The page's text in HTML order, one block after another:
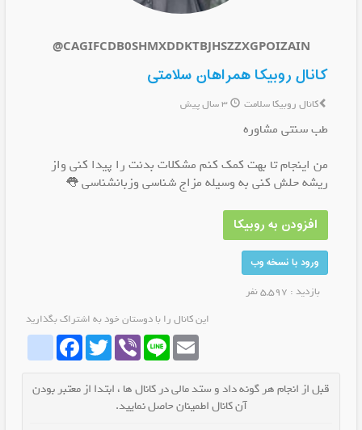
@CAGIFCDB0SHMXDDKTBJHSZZXGPOIZAIN
کانال روبیکا همراهان سلامتی
کانال روبیکا سلامت 3 سال پیش
طب سنتی مشاوره
من اینجام تا بهت کمک کنم مشکلات بدنت را پیدا کنی واز
ریشه حلش کنی به وسیله مزاج شناسی وزبانشناسی 👅
افزودن به روبیکا
ورود با نسخه وب
بازدید : 5,597 نفر
این کانال را با دوستان خود به اشتراک بگذارید
whatrubikaFacebookTwitter Viber Line Email
قبل از انجام هر گونه داد و ستد مالی در کانال ها ، ابتدا از معتبر بودن
آن کانال اطمینان حاصل نمایید.